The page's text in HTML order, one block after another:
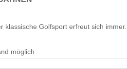
klassische Golfsport erfreut sich immer...
möglich